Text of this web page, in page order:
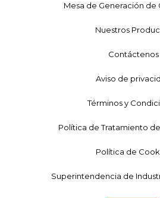
Mesa de Generación de
Nuestros
Contáctenos
Aviso de
Términos y
Política de Tratamiento
Política de
Superintendencia de